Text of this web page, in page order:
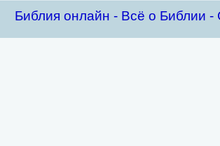
Библия oнлайн - Всё о Библии -